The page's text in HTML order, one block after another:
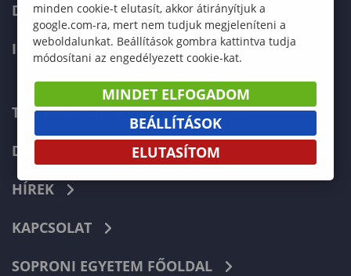
DOKTORI ISKOLA
INTERNATIONAL
TELEFONKÖNYV
DOKUMENTUMOK
HÍREK
KAPCSOLAT
SOPRONI EGYETEM FŐOLDAL
minden cookie-t elutasít, akkor átirányítjuk a
google.com-ra, mert nem tudjuk megjeleníteni a
weboldalunkat. Beállítások gombra kattintva tudja
módosítani az engedélyezett cookie-kat.
MINDET ELFOGADOM
BEÁLLÍTÁSOK
ELUTASÍTOM